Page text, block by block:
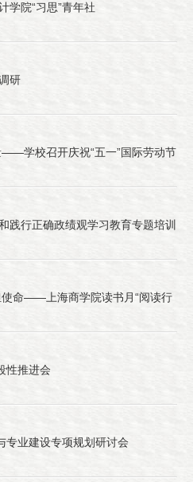
学院“习思”青年社
研
学校召开庆祝“五一”国际劳动节
践行正确政绩观学习教育专题培训
命——上海商学院读书月“阅读行
性推进会
专业建设专项规划研讨会